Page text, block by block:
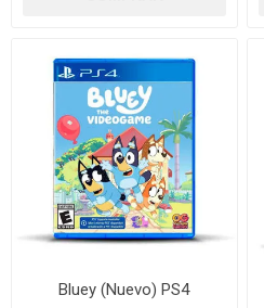
Bluey (Nuevo) PS4